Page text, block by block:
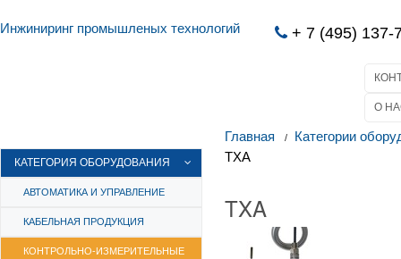
Инжиниринг промышленых технологий + 7 (495) 137-
О
КАТЕГОРИЯ ОБОРУДОВАНИЯ
АВТОМАТИКА И УПРАВЛЕНИЕ
КАБЕЛЬНАЯ ПРОДУКЦИЯ
КОНТРОЛЬНО-ИЗМЕРИТЕЛЬНЫЕ
Главная
Категории
TXA
TXA